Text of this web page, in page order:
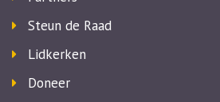
Steun de Raad
Lidkerken
Doneer